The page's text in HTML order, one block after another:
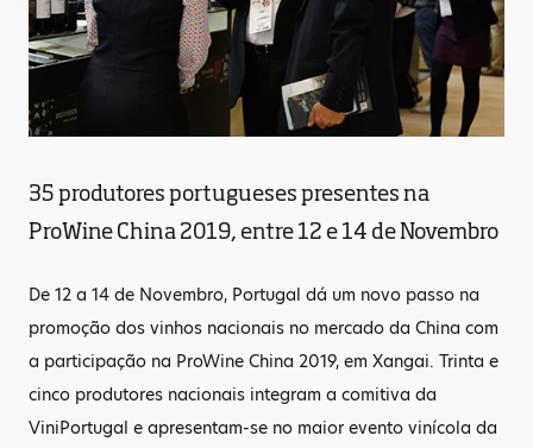
35 produtores portugueses presentes na
ProWine China 2019, entre 12 e 14 de Novembro
De 12 a 14 de Novembro, Portugal dá um novo passo na
promoção dos vinhos nacionais no mercado da China com
a participação na ProWine China 2019, em Xangai. Trinta e
cinco produtores nacionais integram a comitiva da
ViniPortugal e apresentam-se no maior evento vinícola da